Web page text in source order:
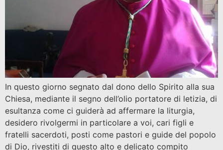
In questo giorno segnato dal dono dello Spirito alla sua
Chiesa, mediante il segno dell’olio portatore di letizia, di
esultanza come ci guiderà ad affermare la liturgia,
desidero rivolgermi in particolare a voi, cari figli e
fratelli sacerdoti, posti come pastori e guide del popolo
di Dio, rivestiti di questo alto e delicato compito